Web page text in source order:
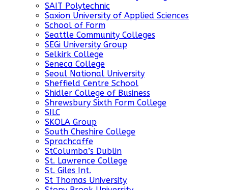
SAIT Polytechnic
Saxion University of Applied Sciences
School of Form
Seattle Community Colleges
SEGi University Group
Selkirk College
Seneca College
Seoul National University
Sheffield Centre School
Shidler College of Business
Shrewsbury Sixth Form College
SILC
SKOLA Group
South Cheshire College
Sprachcaffe
StColumba’s Dublin
St. Lawrence College
St. Giles Int.
St Thomas University